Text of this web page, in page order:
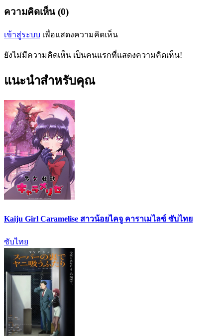
ความคิดเห็น (0)
เข้าสู่ระบบ เพื่อแสดงความคิดเห็น
ยังไม่มีความคิดเห็น เป็นคนแรกที่แสดงความคิดเห็น!
แนะนำสำหรับคุณ
Kaiju Girl Caramelise สาวน้อยไคจู คาราเมไลซ์ ซับไทย
ซับไทย